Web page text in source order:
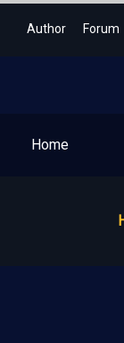
Author Forum
Home